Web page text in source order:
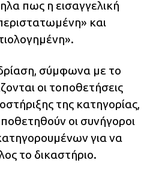
πως η εισαγγελική
και
σύμφωνα με το
οι τοποθετήσεις
της κατηγορίας,
οι συνήγοροι
για να
το δικαστήριο.